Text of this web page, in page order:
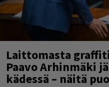
Laittomasta
Paavo Arhinmäki
kädessä – näitä